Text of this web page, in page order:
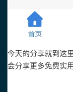
今天的分享就到这
会分享更多免费实